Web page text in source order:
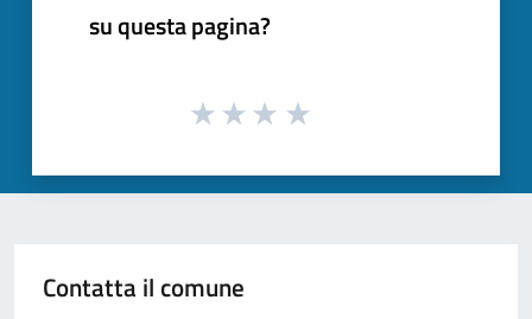
su questa pagina?
Contatta il comune